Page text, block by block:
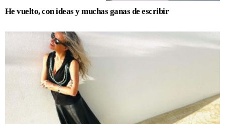
He vuelto, con ideas y muchas ganas de escribir